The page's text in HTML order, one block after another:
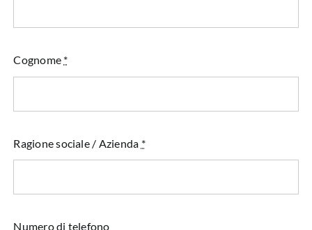
Cognome *
Ragione sociale / Azienda *
Numero di telefono